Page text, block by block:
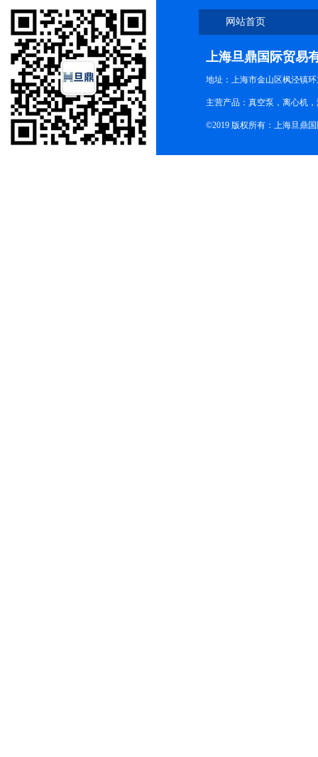
网站首页
上海旦鼎国际贸易
地址：上海市金山区枫泾镇
主营产品：真空泵，离心机
©2019 版权所有：上海旦鼎